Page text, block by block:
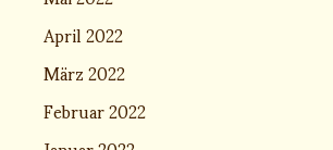
April 2022
März 2022
Februar 2022